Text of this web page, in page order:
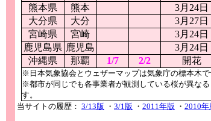
熊本県
熊本 3月24日
大分県
大分 3月27日
宮崎県
宮崎 3月24日
鹿児島県 鹿児島 3月24日
沖縄県
那覇 1/7 2/2 開花
※日本気象協会とウェザーマップは気象庁の標本木
※都市が同じでも各事業者が観測している桜が異なる
す。
当サイトの履歴： 3/13版 ・ 3/1版 ・ 2011年版 ・ 2010年